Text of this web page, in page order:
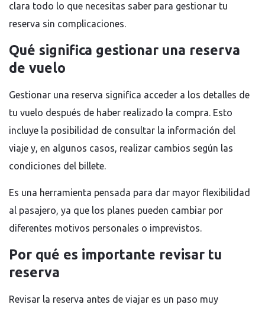
clara todo lo que necesitas saber para gestionar tu
reserva sin complicaciones.
Qué significa gestionar una reserva
de vuelo
Gestionar una reserva significa acceder a los detalles de
tu vuelo después de haber realizado la compra. Esto
incluye la posibilidad de consultar la información del
viaje y, en algunos casos, realizar cambios según las
condiciones del billete.
Es una herramienta pensada para dar mayor flexibilidad
al pasajero, ya que los planes pueden cambiar por
diferentes motivos personales o imprevistos.
Por qué es importante revisar tu
reserva
Revisar la reserva antes de viajar es un paso muy